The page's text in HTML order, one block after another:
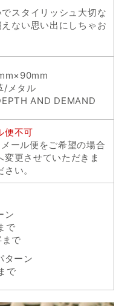
スタイリッシュ大切な
ない思い出にしちゃお
メタル
AND DEMAND
便不可
ール便をご希望の場合
変更させていただきま
い。
ン
で
で
ターン
で